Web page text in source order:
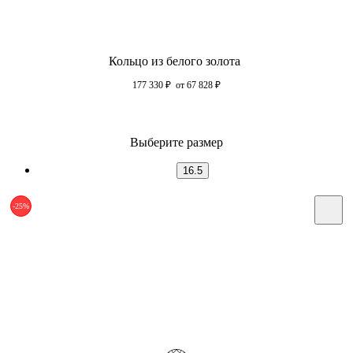
Кольцо из белого золота
177 330 ₽ от 67 828 ₽
Выберите размер
16.5
-25%